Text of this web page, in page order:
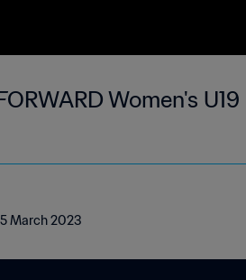
Women's U19
5 March 2023